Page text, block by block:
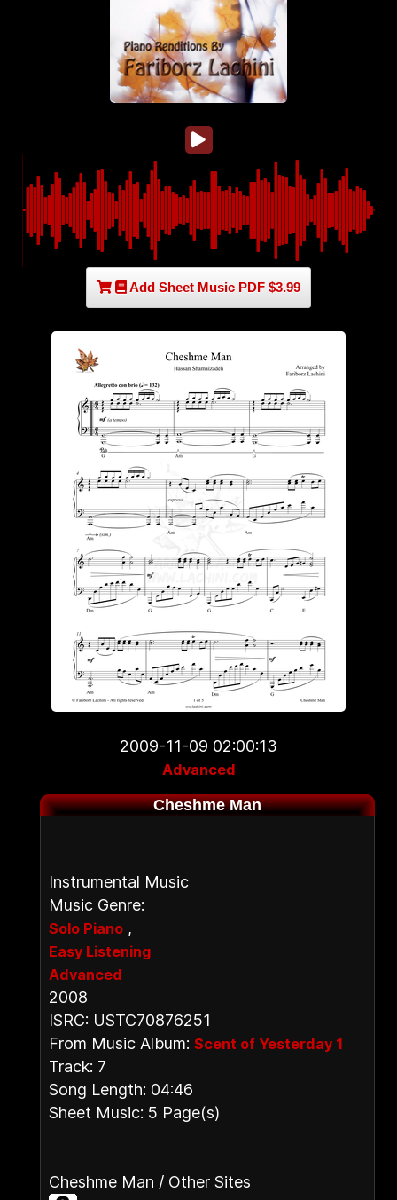
Add Sheet Music PDF $3.99
2009-11-09 02:00:13
Advanced
Cheshme Man
Instrumental Music
Music Genre:
Solo Piano ,
Easy Listening
Advanced
2008
ISRC: USTC70876251
From Music Album: Scent of Yesterday 1
Track: 7
Song Length: 04:46
Sheet Music: 5 Page(s)
Cheshme Man / Other Sites